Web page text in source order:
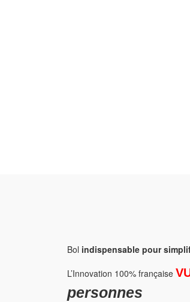
Bol indispensable pour
L’Innovation 100% française
personnes